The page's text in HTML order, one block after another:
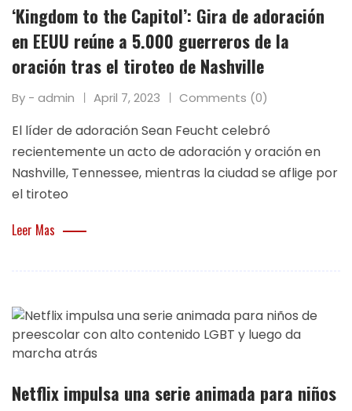
‘Kingdom to the Capitol’: Gira de adoración
en EEUU reúne a 5.000 guerreros de la
oración tras el tiroteo de Nashville
By - admin April 7, 2023 Comments (0)
El líder de adoración Sean Feucht celebró
recientemente un acto de adoración y oración en
Nashville, Tennessee, mientras la ciudad se aflige por
el tiroteo
Leer Mas
Netflix impulsa una serie animada para niños